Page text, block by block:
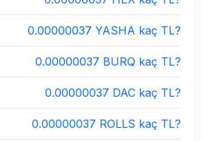
0.00000037 YASHA kaç TL?
0.00000037 BURQ kaç TL?
0.00000037 DAC kaç TL?
0.00000037 ROLLS kaç TL?